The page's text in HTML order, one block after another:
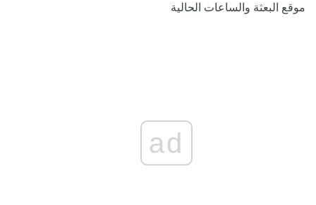
موقع البعثة والساعات الحالية
ad